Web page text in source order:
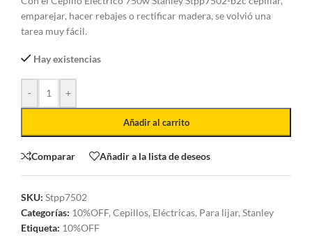
emparejar, hacer rebajes o rectificar madera, se volvió una
tarea muy fácil.
Hay existencias
- +
Añadir al carrito
Comparar Añadir a la lista de deseos
SKU: Stpp7502
Categorías: 10%OFF, Cepillos, Eléctricas, Para lijar, Stanley
Etiqueta: 10%OFF